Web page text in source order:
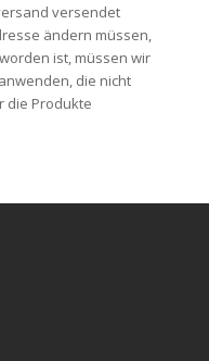
versendet
ändern müssen,
ist, müssen wir
die nicht
die Produkte